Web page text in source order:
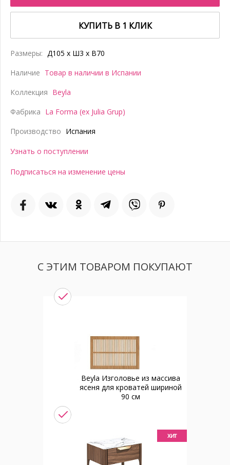
КУПИТЬ В 1 КЛИК
Размеры: Д105 x Ш3 x В70
Наличие Товар в наличии в Испании
Коллекция Beyla
Фабрика La Forma (ex Julia Grup)
Производство Испания
Узнать о поступлении
Подписаться на изменение цены
С ЭТИМ ТОВАРОМ ПОКУПАЮТ
Beyla Изголовье из массива
ясеня для кроватей шириной
90 см
хит